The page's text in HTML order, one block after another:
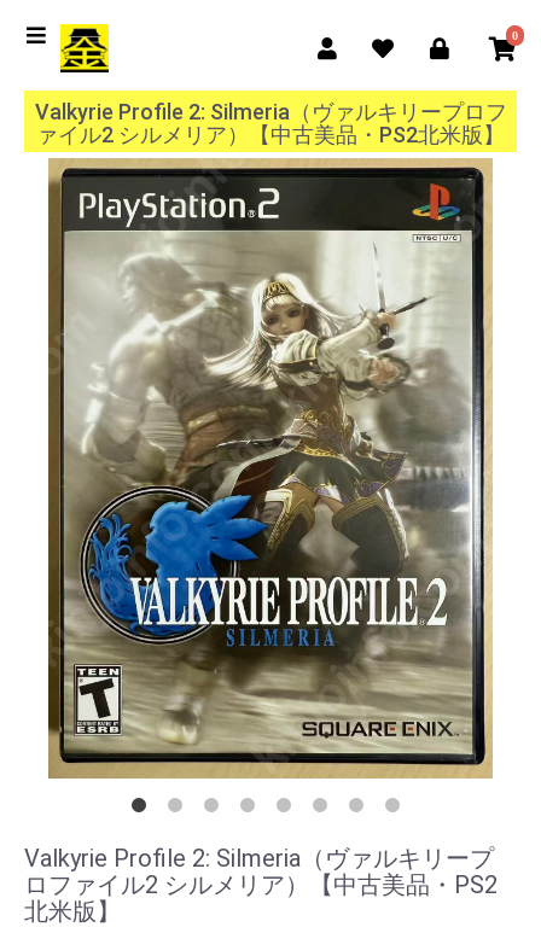
0
Valkyrie Profile 2: Silmeria（ヴァルキリープロフ
ァイル2 シルメリア）【中古美品・PS2北米版】
Valkyrie Profile 2: Silmeria（ヴァルキリープ
ロファイル2 シルメリア）【中古美品・PS2
北米版】